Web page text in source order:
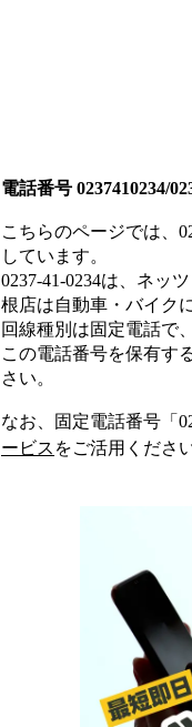
電話番号 0237410234/
こちらのページでは、
しています。
0237-41-0234は、 ネッ
根店は自動車・バイク
回線種別は固定電話で
この電話番号を保有す
さい。
なお、固定電話番号「
ービス をご活用ください